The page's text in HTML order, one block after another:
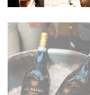
JOBS
PRESSE
IMPRESSUM
AGB & DATENSCHUTZ